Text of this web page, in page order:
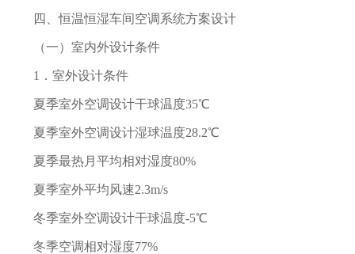
四、恒温恒湿车间空调系统方案设计
（一）室内外设计条件
1．室外设计条件
夏季室外空调设计干球温度35℃
夏季室外空调设计湿球温度28.2℃
夏季最热月平均相对湿度80%
夏季室外平均风速2.3m/s
冬季室外空调设计干球温度-5℃
冬季空调相对湿度77%